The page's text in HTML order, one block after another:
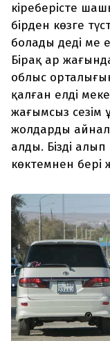
кіреберісте
бірден көзге
болады деді ме
Бірақ ар
облыс
қалған елді
жағымсыз сезім
жолдарды
алды. Бізді
көктемнен бері